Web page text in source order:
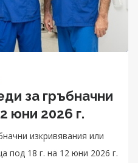
за гръбначни
юни 2026 г.
изкривявания или
под 18 г. на 12 юни 2026 г.